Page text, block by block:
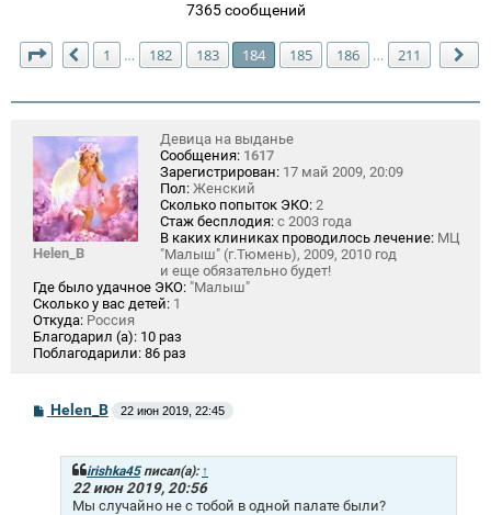
7365 сообщений
Страница 184 из211
Пред.
1 … 182 183 184 185 186 … 211
Helen_B
Девица на выданье
Сообщения: 1617
Зарегистрирован: 17 май 2009, 20:09
Пол: Женский
Сколько попыток ЭКО: 2
Стаж бесплодия: с 2003 года
В каких клиниках проводилось лечение: МЦ
"Малыш" (г.Тюмень), 2009, 2010 год
и еще обязательно будет!
Где было удачное ЭКО: "Малыш"
Сколько у вас детей: 1
Откуда: Россия
Благодарил (а): 10 раз
Поблагодарили: 86 раз
СHelen_B 22 июн 2019, 22:45
irishka45писал(а): ↑
22 июн 2019, 20:56
Мы случайно не с тобой в одной палате были?